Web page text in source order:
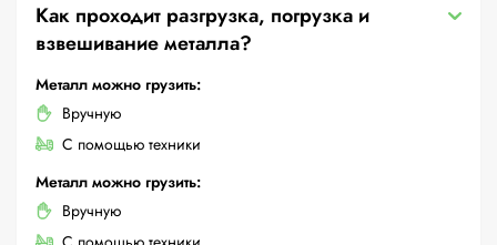
Как проходит разгрузка, погрузка и
взвешивание металла?
Металл можно грузить:
Вручную
С помощью техники
Металл можно грузить:
Вручную